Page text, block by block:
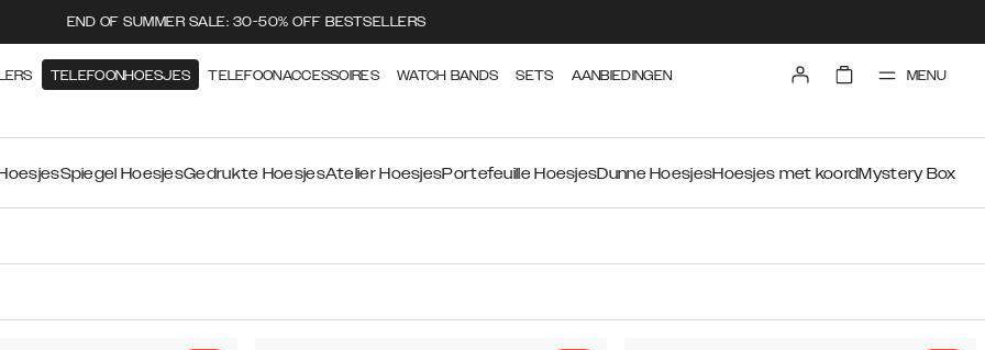
END OF SUMMER SALE: 30-50% OFF BESTSELLERS
TELEFOONHOESJES TELEFOONACCESSOIRES WATCH BANDS SETS AANBIEDINGEN MENU
Spiegel HoesjesGedrukte HoesjesAtelier HoesjesPortefeuille HoesjesDunne HoesjesHoesjes met koordMystery Box